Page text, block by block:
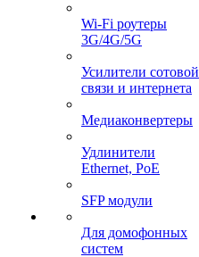
Wi-Fi роутеры
3G/4G/5G
Усилители сотовой
связи и интернета
Медиаконвертеры
Удлинители
Ethernet, PoE
SFP модули
Для домофонных
систем